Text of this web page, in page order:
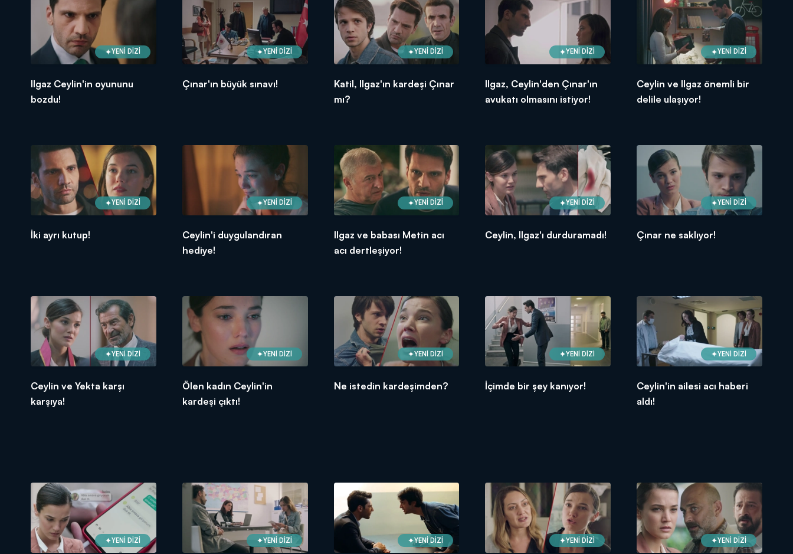
YENİ DİZİ
Ilgaz Ceylin'in oyununu
bozdu!
YENİ DİZİ
Çınar'ın büyük sınavı!
YENİ DİZİ
Katil, Ilgaz'ın kardeşi Çınar
mı?
YENİ DİZİ
Ilgaz, Ceylin'den Çınar'ın
avukatı olmasını istiyor!
YENİ DİZİ
Ceylin ve Ilgaz önemli bir
delile ulaşıyor!
YENİ DİZİ
İki ayrı kutup!
YENİ DİZİ
Ceylin'i duygulandıran
hediye!
YENİ DİZİ
Ilgaz ve babası Metin acı
acı dertleşiyor!
YENİ DİZİ
Ceylin, Ilgaz'ı durduramadı!
YENİ DİZİ
Çınar ne saklıyor!
YENİ DİZİ
Ceylin ve Yekta karşı
karşıya!
YENİ DİZİ
Ölen kadın Ceylin'in
kardeşi çıktı!
YENİ DİZİ
Ne istedin kardeşimden?
YENİ DİZİ
İçimde bir şey kanıyor!
YENİ DİZİ
Ceylin'in ailesi acı haberi
aldı!
YENİ DİZİ YENİ DİZİ YENİ DİZİ YENİ DİZİ YENİ DİZİ